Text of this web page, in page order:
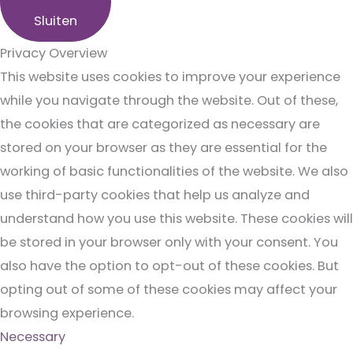
Sluiten
Privacy Overview
This website uses cookies to improve your experience
while you navigate through the website. Out of these,
the cookies that are categorized as necessary are
stored on your browser as they are essential for the
working of basic functionalities of the website. We also
use third-party cookies that help us analyze and
understand how you use this website. These cookies will
be stored in your browser only with your consent. You
also have the option to opt-out of these cookies. But
opting out of some of these cookies may affect your
browsing experience.
Necessary